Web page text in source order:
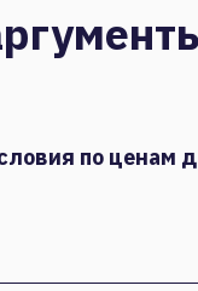
по ценам